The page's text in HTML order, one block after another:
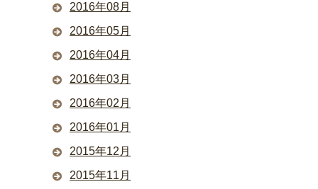
2016年08月
2016年05月
2016年04月
2016年03月
2016年02月
2016年01月
2015年12月
2015年11月